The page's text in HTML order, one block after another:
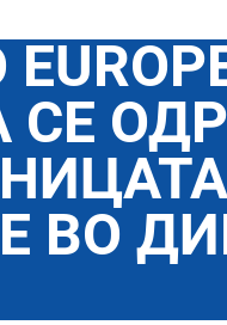
СЕ
ВО